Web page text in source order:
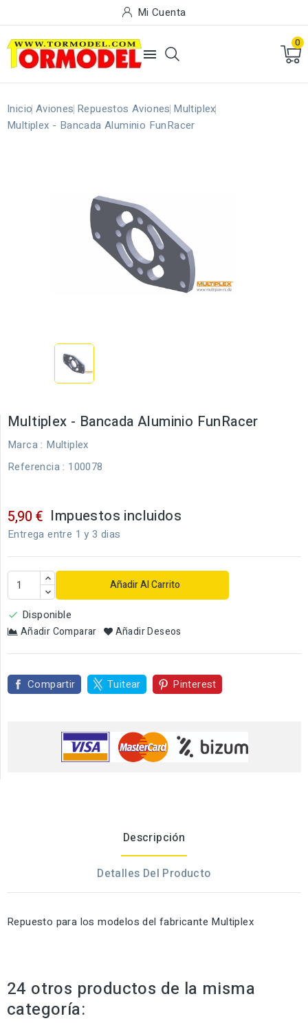
Mi Cuenta

0
Inicio Aviones Repuestos Aviones Multiplex
Multiplex - Bancada Aluminio FunRacer
Multiplex - Bancada Aluminio FunRacer
Marca : Multiplex
Referencia : 100078
5,90 € Impuestos incluidos
Entrega entre 1 y 3 dias
Añadir Al Carrito
 Disponible
Añadir Comparar Añadir Deseos
Compartir Tuitear Pinterest
Descripción
Detalles Del Producto
Repuesto para los modelos del fabricante Multiplex
24 otros productos de la misma
categoría: